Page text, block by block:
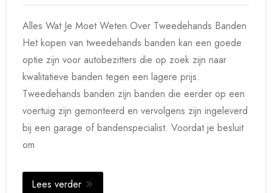
Alles Wat Je Moet Weten Over Tweedehands Banden
Het kopen van tweedehands banden kan een goede
optie zijn voor autobezitters die op zoek zijn naar
kwalitatieve banden tegen een lagere prijs.
Tweedehands banden zijn banden die eerder op een
voertuig zijn gemonteerd en vervolgens zijn ingeleverd
bij een garage of bandenspecialist. Voordat je besluit
om
Lees verder